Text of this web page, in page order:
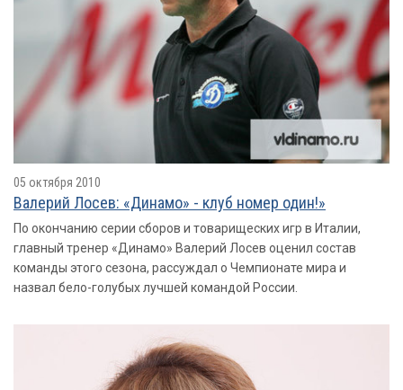
05 октября 2010
Валерий Лосев: «Динамо» - клуб номер один!»
По окончанию серии сборов и товарищеских игр в Италии,
главный тренер «Динамо» Валерий Лосев оценил состав
команды этого сезона, рассуждал о Чемпионате мира и
назвал бело-голубых лучшей командой России.